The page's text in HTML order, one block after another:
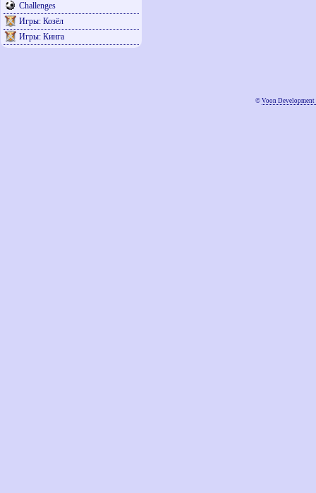
Challenges
Игры: Козёл
Игры: Кинга
© Voon Development